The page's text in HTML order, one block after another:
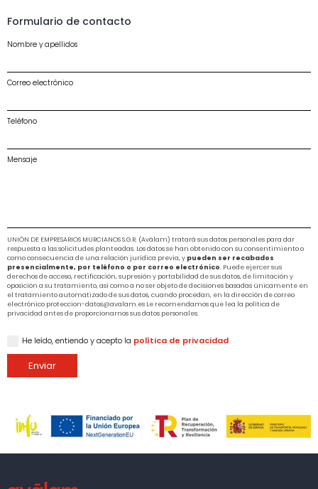
Formulario de contacto
Nombre y apellidos
Correo electrónico
Teléfono
Mensaje
UNIÓN DE EMPRESARIOS MURCIANOS S.G.R. (Aválam) tratará sus datos personales para dar
respuesta a las solicitudes planteadas. Los datos se han obtenido con su consentimiento o
como consecuencia de una relación jurídica previa, y pueden ser recabados
presencialmente, por teléfono o por correo electrónico. Puede ejercer sus
derechos de acceso, rectificación, supresión y portabilidad de sus datos, de limitación y
oposición a su tratamiento, así como a no ser objeto de decisiones basadas únicamente en
el tratamiento automatizado de sus datos, cuando procedan, en la dirección de correo
electrónico proteccion-datos@avalam.es Le recomendamos que lea la política de
privacidad antes de proporcionarnos sus datos personales.
He leído, entiendo y acepto la política de privacidad
Enviar